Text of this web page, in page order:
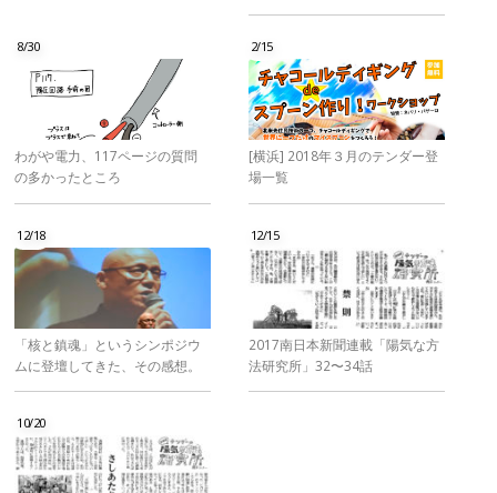
8/30
わがや電力、117ページの質問
の多かったところ
2/15
[横浜] 2018年３月のテンダー登
場一覧
12/18
「核と鎮魂」というシンポジウ
ムに登壇してきた、その感想。
12/15
2017南日本新聞連載「陽気な方
法研究所」32〜34話
10/20